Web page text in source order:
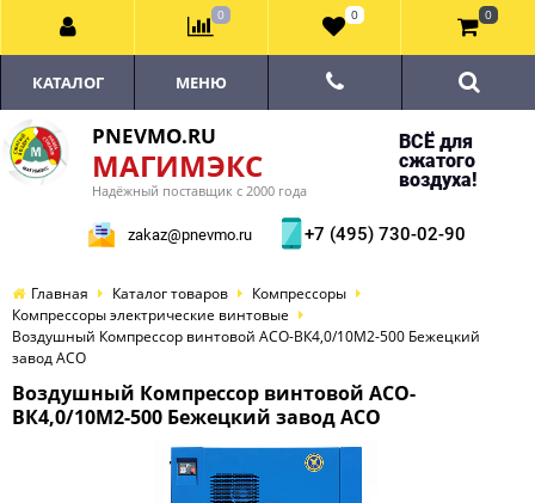
PNEVMO.RU
МАГИМЭКС
Надёжный поставщик с 2000 года
ВСЁ для
сжатого
воздуха!
zakaz@pnevmo.ru +7 (495) 730-02-90
КАТАЛОГ МЕНЮ
Главная Каталог товаров
Компрессоры
Компрессоры электрические винтовые
Воздушный Компрессор винтовой АСО-ВК4,0/10М2-500 Бежецкий
завод АСО
Воздушный Компрессор винтовой АСО-
ВК4,0/10М2-500 Бежецкий завод АСО
0 0 0